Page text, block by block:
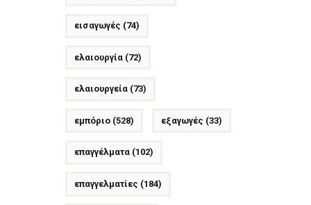
εισαγωγές (74)
ελαιουργία(72)
ελαιουργεία(73)
εμπόριο(528) εξαγωγές (33)
επαγγέλματα(102)
επαγγελματίες (184)